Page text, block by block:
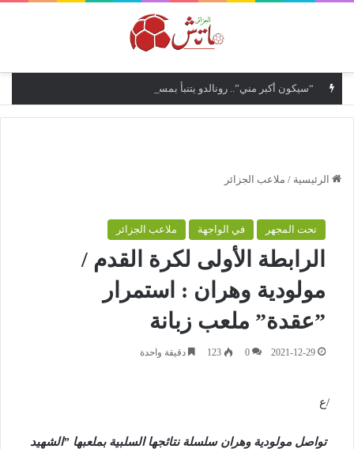
“سيكون أكبر مني”.. رونالدو يتنبأ بمستقبل نجله كريستيانو جونيور
الرئيسية / ملاعب الجزائر
تحت المجهر في الواجهة ملاعب الجزائر
الرابطة الأولى لكرة القدم /
مولودية وهران : استمرار
”عقدة” ملعب زبانة
2021-12-29
0
123 دقيقة واحدة
/ع
تواصل مولودية وهران سلسلة نتائجها السلبية بملعبها ”الشهيد